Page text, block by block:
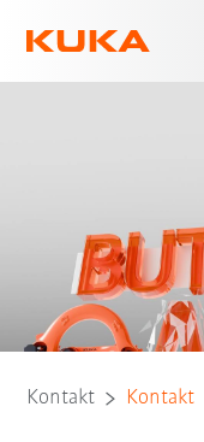
Kontakt Kontakt